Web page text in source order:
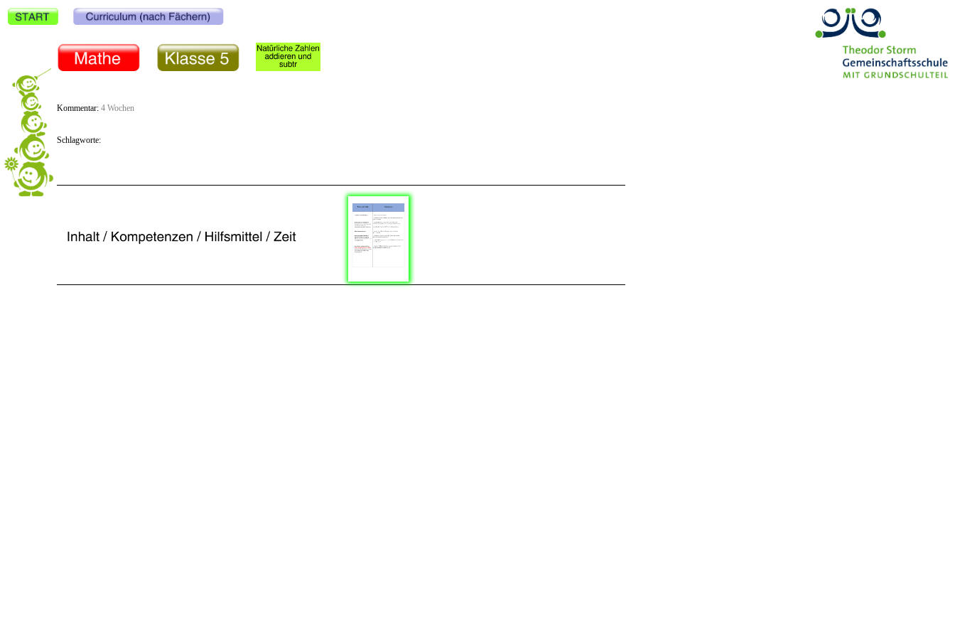
Kommentar: 4 Wochen
Schlagworte: